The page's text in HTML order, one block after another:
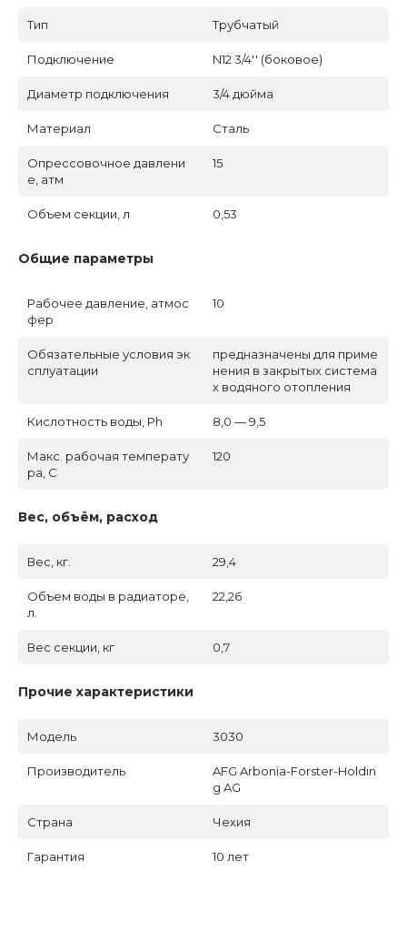
Тип Трубчатый
Подключение N12 3/4'' (боковое)
Диаметр подключения 3/4 дюйма
Материал Сталь
Опрессовочное давлени
е, атм
15
Объем секции, л 0,53
Общие параметры
Рабочее давление, атмос
фер
10
Обязательные условия эк
сплуатации
предназначены для приме
нения в закрытых система
х водяного отопления
Кислотность воды, Ph 8,0 — 9,5
Макс. рабочая температу
ра, C
120
Вес, объём, расход
Вес, кг. 29,4
Объем воды в радиаторе,
л.
22,26
Вес секции, кг 0,7
Прочие характеристики
Модель 3030
Производитель
AFG Arbonia-Forster-Holdin
g AG
Страна Чехия
Гарантия 10 лет